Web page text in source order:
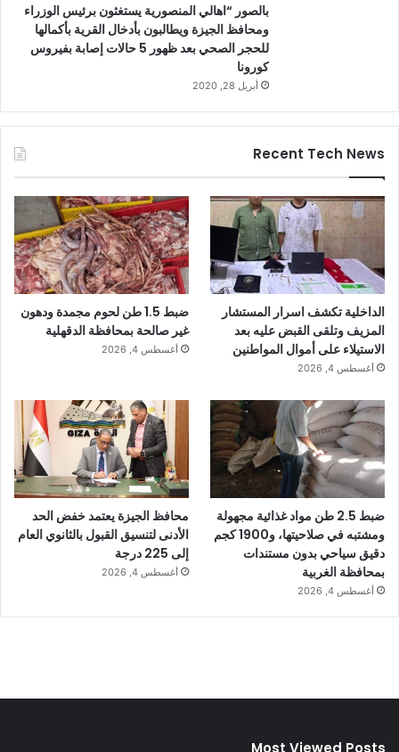
بالصور “اهالي المنصورية يستغثون برئيس الوزراء
ومحافظ الجيزة ويطالبون بأدخال القرية بأكمالها
للحجر الصحي بعد ظهور 5 حالات إصابة بفيروس
كورونا
أبريل 28, 2020
Recent Tech News
الداخلية تكشف اسرار المستشار
المزيف وتلقى القبض عليه بعد
الاستيلاء على أموال المواطنين
أغسطس 4, 2026
ضبط 1.5 طن لحوم مجمدة ودهون
غير صالحة بمحافظة الدقهلية
أغسطس 4, 2026
ضبط 2.5 طن مواد غذائية مجهولة
ومشتبه في صلاحيتها، و1900 كجم
دقيق سياحي بدون مستندات
بمحافظة الغربية
أغسطس 4, 2026
محافظ الجيزة يعتمد خفض الحد
الأدنى لتنسيق القبول بالثانوي العام
إلى 225 درجة
أغسطس 4, 2026
Most Viewed Posts